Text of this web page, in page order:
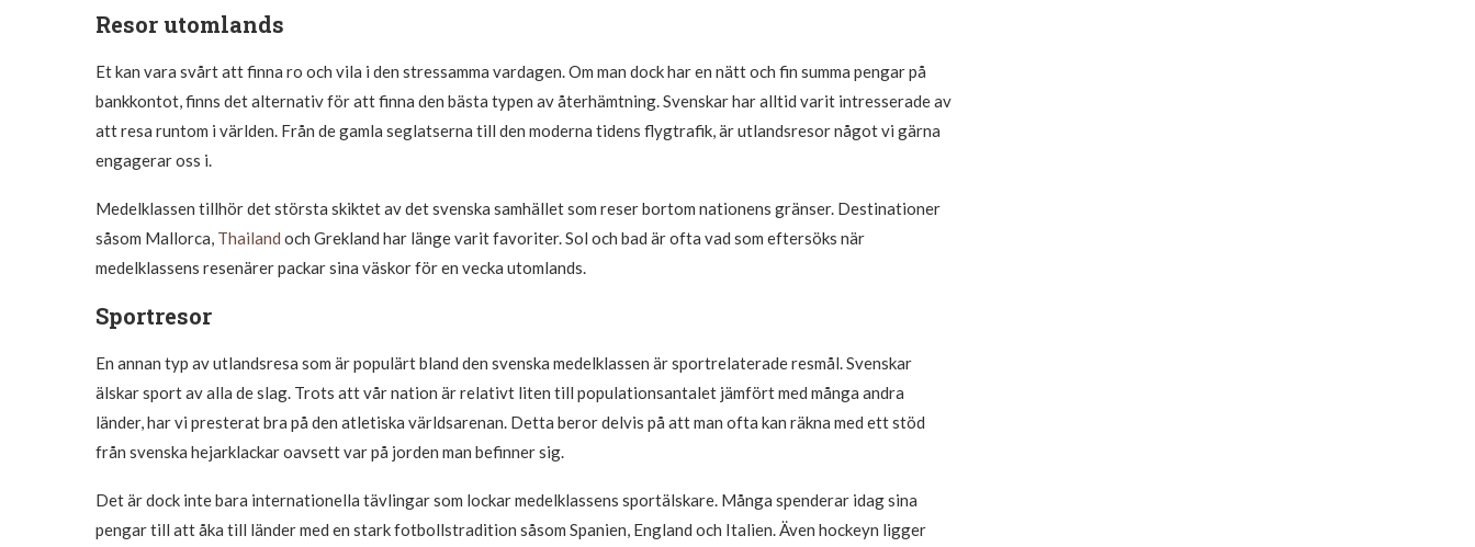
Resor utomlands
Et kan vara svårt att finna ro och vila i den stressamma vardagen. Om man dock har en nätt och fin summa pengar på
bankkontot, finns det alternativ för att finna den bästa typen av återhämtning. Svenskar har alltid varit intresserade av
att resa runtom i världen. Från de gamla seglatserna till den moderna tidens flygtrafik, är utlandsresor något vi gärna
engagerar oss i.
Medelklassen tillhör det största skiktet av det svenska samhället som reser bortom nationens gränser. Destinationer
såsom Mallorca, Thailand och Grekland har länge varit favoriter. Sol och bad är ofta vad som eftersöks när
medelklassens resenärer packar sina väskor för en vecka utomlands.
Sportresor
En annan typ av utlandsresa som är populärt bland den svenska medelklassen är sportrelaterade resmål. Svenskar
älskar sport av alla de slag. Trots att vår nation är relativt liten till populationsantalet jämfört med många andra
länder, har vi presterat bra på den atletiska världsarenan. Detta beror delvis på att man ofta kan räkna med ett stöd
från svenska hejarklackar oavsett var på jorden man befinner sig.
Det är dock inte bara internationella tävlingar som lockar medelklassens sportälskare. Många spenderar idag sina
pengar till att åka till länder med en stark fotbollstradition såsom Spanien, England och Italien. Även hockeyn ligger